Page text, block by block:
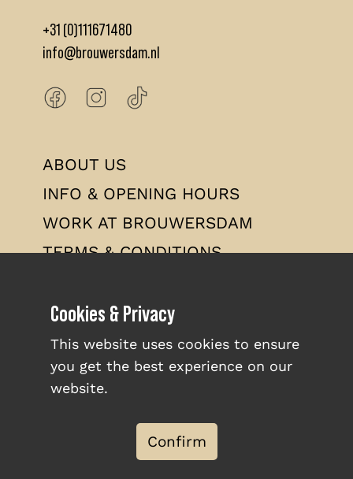
+31 (0)111671480
info@brouwersdam.nl
ABOUT US
INFO & OPENING HOURS
WORK AT BROUWERSDAM
TERMS & CONDITIONS
© Zeil- & Surfcentrum
Cookies & Privacy
This website uses cookies to ensure
you get the best experience on our
website.
Confirm